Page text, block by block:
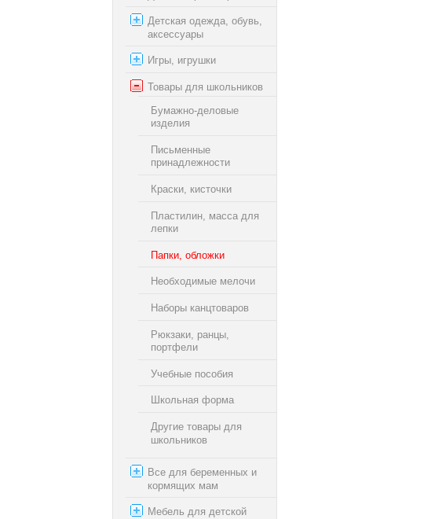
Детская одежда, обувь,
аксессуары
Игры, игрушки
Товары для школьников
Бумажно-деловые
изделия
Письменные
принадлежности
Краски, кисточки
Пластилин, масса для
лепки
Папки, обложки
Необходимые мелочи
Наборы канцтоваров
Рюкзаки, ранцы,
портфели
Учебные пособия
Школьная форма
Другие товары для
школьников
Все для беременных и
кормящих мам
Мебель для детской